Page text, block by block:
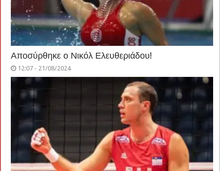
Αποσύρθηκε ο Νικόλ Ελευθεριάδου!
12:07 - 21/08/2024